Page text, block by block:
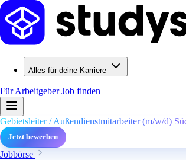
Alles für deine Karriere
Für ArbeitgeberJob finden
Gebietsleiter / Außendienstmitarbeiter (m/w/d)
Jetzt bewerben
Jobbörse